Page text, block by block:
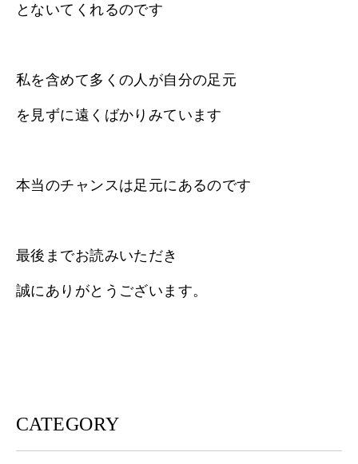
とないてくれるのです
私を含めて多くの人が自分の足元
を見ずに遠くばかりみています
本当のチャンスは足元にあるのです
最後までお読みいただき
誠にありがとうございます。
CATEGORY